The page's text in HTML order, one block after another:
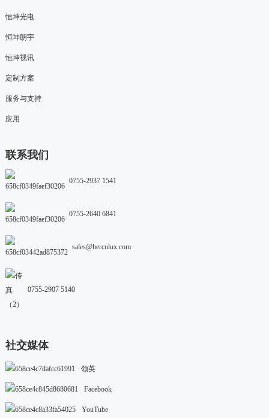
恒坤光电
恒坤朗宇
恒坤视讯
定制方案
服务与支持
应用
联系我们
0755-2937 1541
0755-2640 6841
sales@herculux.com
0755-2907 5140
社交媒体
领英
Facebook
YouTube